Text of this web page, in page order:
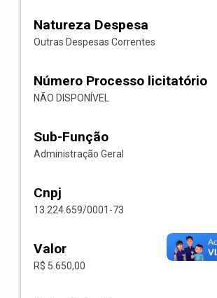
Natureza Despesa
Outras Despesas Correntes
Número Processo licitatório
NÃO DISPONÍVEL
Sub-Função
Administração Geral
Cnpj
13.224.659/0001-73
Valor
R$ 5.650,00